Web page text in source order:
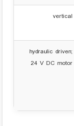
vertical
hydraulic driven;
24 V DC motor